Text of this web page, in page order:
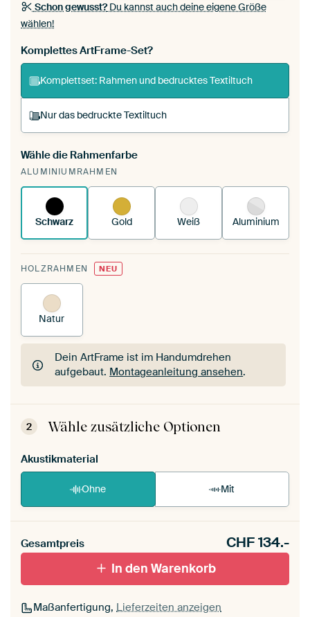
Schon gewusst?Du kannst auch deine eigene Größe
wählen!
Komplettes ArtFrame-Set?
Komplettset: Rahmen und bedrucktes Textiltuch
Nur das bedruckte Textiltuch
Du spannst einen wechselbaren Textiltuch in
deinen vorhandenen ArtFrame™.
funktioniert es.
Wähle die Rahmenfarbe
ALUMINIUMRAHMEN
Schwarz Gold Weiß Aluminium
HOLZRAHMEN NEU
Natur
Dein ArtFrame ist im Handumdrehen
aufgebaut. Montageanleitung ansehen.
Dein ArtFrame ist im Handumdrehen
aufgebaut.Montageanleitung ansehen
2 Wähle zusätzliche Optionen
Akustikmaterial
Ohne Mit
Gesamtpreis CHF134.-
In den Warenkorb
Maßanfertigung, Lieferzeiten anzeigen